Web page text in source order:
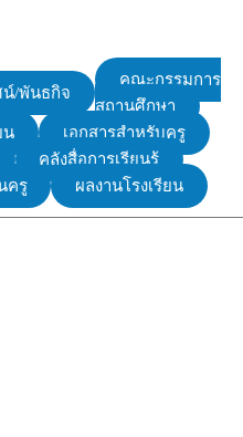
/พันธกิจ
คณะกรรมการ
สถานศึกษา
น
เอกสารสำหรับครู
คลังสื่อการเรียนรู้
ครู ผลงานโรงเรียน